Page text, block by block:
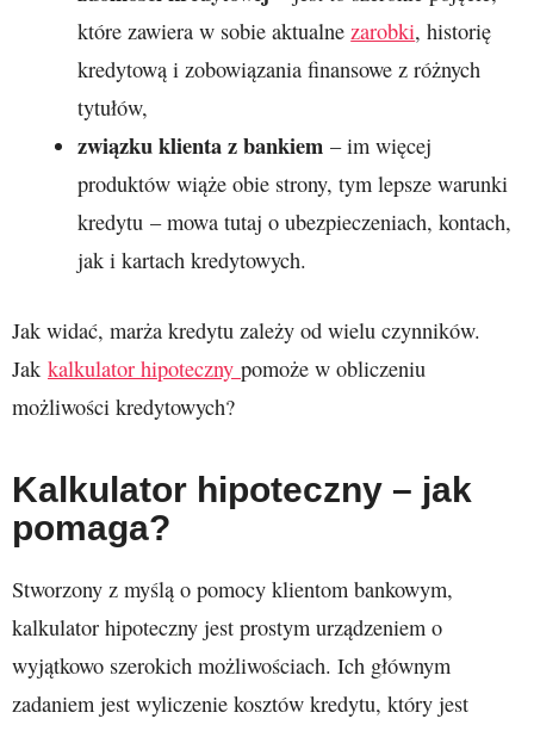
które zawiera w sobie aktualne zarobki, historię
kredytową i zobowiązania finansowe z różnych
tytułów,
związku klienta z bankiem – im więcej
produktów wiąże obie strony, tym lepsze warunki
kredytu – mowa tutaj o ubezpieczeniach, kontach,
jak i kartach kredytowych.
Jak widać, marża kredytu zależy od wielu czynników.
Jak kalkulator hipoteczny pomoże w obliczeniu
możliwości kredytowych?
Kalkulator hipoteczny – jak
pomaga?
Stworzony z myślą o pomocy klientom bankowym,
kalkulator hipoteczny jest prostym urządzeniem o
wyjątkowo szerokich możliwościach. Ich głównym
zadaniem jest wyliczenie kosztów kredytu, który jest